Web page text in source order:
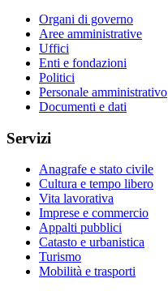
Organi di governo
Aree amministrative
Uffici
Enti e fondazioni
Politici
Personale amministrativo
Documenti e dati
Servizi
Anagrafe e stato civile
Cultura e tempo libero
Vita lavorativa
Imprese e commercio
Appalti pubblici
Catasto e urbanistica
Turismo
Mobilità e trasporti